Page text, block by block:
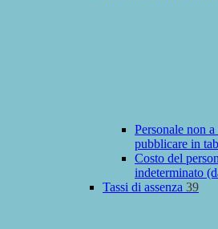
Personale non
pubblicare in
Costo del
indeterminato
Tassi di assenza 39